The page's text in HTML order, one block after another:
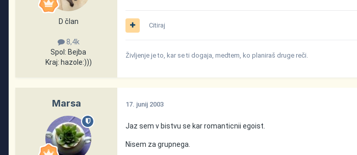
D član
8,4k
Spol: Bejba
Kraj: hazole:)))
Citiraj
Življenje je to, kar se ti dogaja, medtem, ko planiraš druge reči.
Marsa 17. junij 2003
Jaz sem v bistvu se kar romanticnii egoist.
Nisem za grupnega.